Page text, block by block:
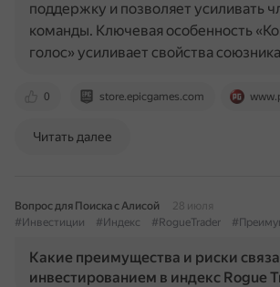
0 store.epicgames.com
поддержку и позволяет усиливать
команды. Ключевая особенность
голос» усиливает свойства
Читать далее
Вопрос для Поиска с Алисой
28 июля
#Инвестиции
#Индекс #RogueTrader
Какие преимущества и риски
инвестированием в индекс Rogue